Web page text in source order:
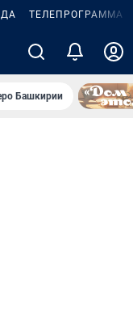
ТЕЛЕПРОГРАММА
Башкирии